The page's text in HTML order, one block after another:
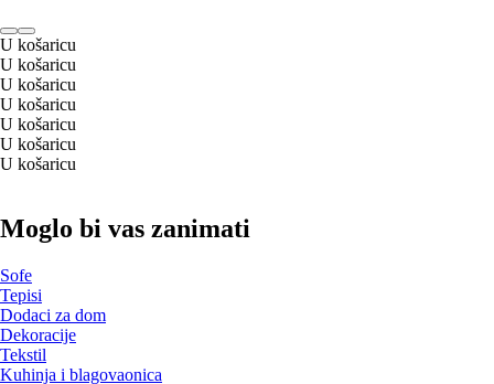
U košaricu
U košaricu
U košaricu
U košaricu
U košaricu
U košaricu
U košaricu
Moglo bi vas zanimati
Sofe
Tepisi
Dodaci za dom
Dekoracije
Tekstil
Kuhinja i blagovaonica